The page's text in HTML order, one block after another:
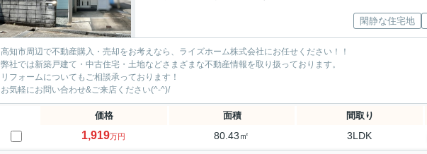
閑静な住宅地
高知市周辺で不動産購入・売却をお考えなら、ライズホーム株式会社にお任せください！！
弊社では新築戸建て・中古住宅・土地などさまざまな不動産情報を取り扱っております。
リフォームについてもご相談承っております！
お気軽にお問い合わせ&ご来店ください‍(^-^)/
価格 面積 間取り
1,919万円 80.43㎡ 3LDK